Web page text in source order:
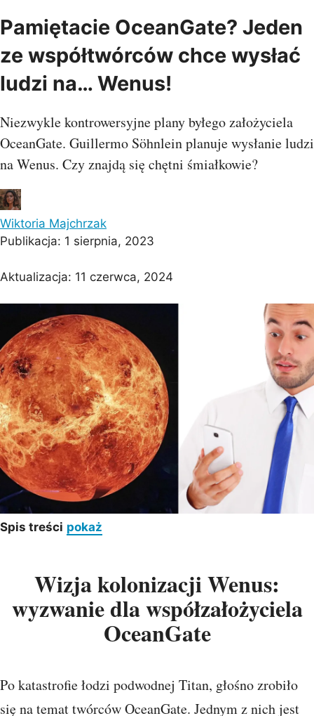
Pamiętacie OceanGate? Jeden
ze współtwórców chce wysłać
ludzi na… Wenus!
Niezwykle kontrowersyjne plany byłego założyciela
OceanGate. Guillermo Söhnlein planuje wysłanie ludzi
na Wenus. Czy znajdą się chętni śmiałkowie?
Wiktoria Majchrzak
Publikacja: 1 sierpnia, 2023
Aktualizacja: 11 czerwca, 2024
Spis treści pokaż
Wizja kolonizacji Wenus:
wyzwanie dla współzałożyciela
OceanGate
Po katastrofie łodzi podwodnej Titan, głośno zrobiło
się na temat twórców OceanGate. Jednym z nich jest